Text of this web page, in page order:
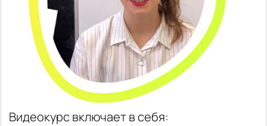
Видеокурс включает в себя: